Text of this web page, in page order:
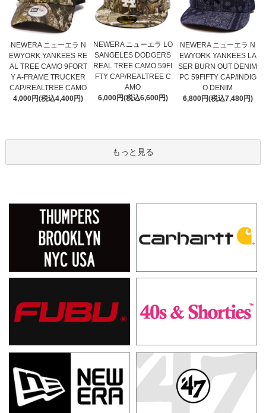
NEWERA ニューエラ N
EWYORK YANKEES RE
AL TREE CAMO 9FORT
Y A-FRAME TRUCKER
CAP/REALTREE CAMO
4,000円(税込4,400円)
NEWERA ニューエラ LO
SANGELES DODGERS
REAL TREE CAMO 59FI
FTY CAP/REALTREE C
AMO
6,000円(税込6,600円)
NEWERA ニューエラ N
EWYORK YANKEES LA
SER BURN OUT DENIM
PC 59FIFTY CAP/INDIG
O DENIM
6,800円(税込7,480円)
もっと見る